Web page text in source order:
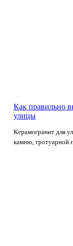
Как правильно
улицы
Керамогранит для
камню, тротуарной